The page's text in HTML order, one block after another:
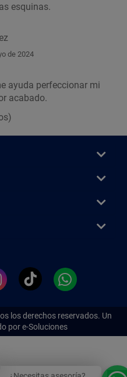
esquinas.
de 2024
ayuda perfeccionar mi
acabado.
los derechos reservados. Un
por e-Soluciones